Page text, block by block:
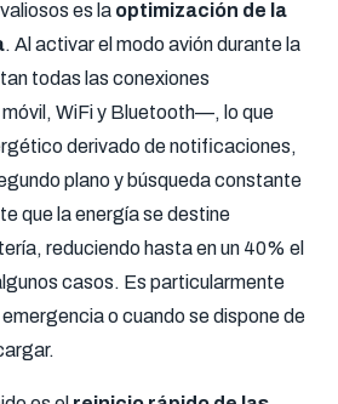
es la optimización de la
. Al activar el modo avión durante la
todas las conexiones
WiFi y Bluetooth—, lo que
derivado de notificaciones,
plano y búsqueda constante
que la energía se destine
reduciendo hasta en un 40% el
casos. Es particularmente
o cuando se dispone de